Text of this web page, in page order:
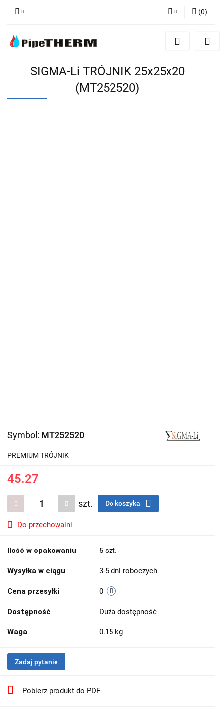
Zaloguj się
Dodaj zgłoszenie
(0)
SIGMA-Li TRÓJNIK 25x25x20
(MT252520)
Symbol: MT252520
PREMIUM TRÓJNIK
45.27
szt. Do koszyka
Do przechowalni
Ilość w opakowaniu 5 szt.
Wysyłka w ciągu 3-5 dni roboczych
Cena przesyłki 0
Dostępność Duża dostępność
Waga 0.15 kg
Zadaj pytanie
Pobierz produkt do PDF